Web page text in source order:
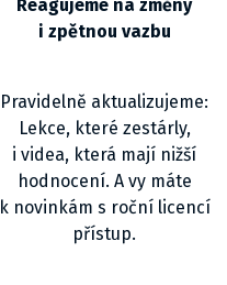
Reagujeme na změny
i zpětnou vazbu
Pravidelně aktualizujeme:
Lekce, které zestárly,
i videa, která mají nižší
hodnocení. A vy máte
k novinkám s roční licencí
přístup.